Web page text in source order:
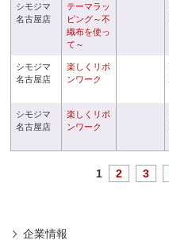
シモジマ
名古屋店
テーマラッ
ピング～不
織布を使っ
て～
シモジマ
名古屋店
楽しくリボ
ンワーク
シモジマ
名古屋店
楽しくリボ
ンワーク
1 2 3
企業情報